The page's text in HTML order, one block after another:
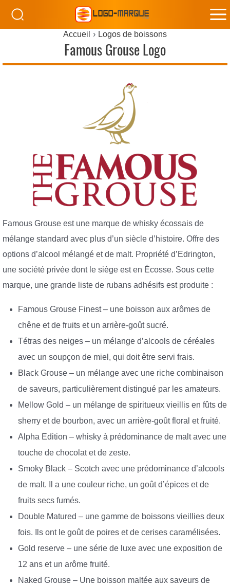
Accueil Logos de boissons
Famous Grouse Logo
Famous Grouse est une marque de whisky écossais de
mélange standard avec plus d’un siècle d’histoire. Offre des
options d’alcool mélangé et de malt. Propriété d’Edrington,
une société privée dont le siège est en Écosse. Sous cette
marque, une grande liste de rubans adhésifs est produite :
Famous Grouse Finest – une boisson aux arômes de
chêne et de fruits et un arrière-goût sucré.
Tétras des neiges – un mélange d’alcools de céréales
avec un soupçon de miel, qui doit être servi frais.
Black Grouse – un mélange avec une riche combinaison
de saveurs, particulièrement distingué par les amateurs.
Mellow Gold – un mélange de spiritueux vieillis en fûts de
sherry et de bourbon, avec un arrière-goût floral et fruité.
Alpha Edition – whisky à prédominance de malt avec une
touche de chocolat et de zeste.
Smoky Black – Scotch avec une prédominance d’alcools
de malt. Il a une couleur riche, un goût d’épices et de
fruits secs fumés.
Double Matured – une gamme de boissons vieillies deux
fois. Ils ont le goût de poires et de cerises caramélisées.
Gold reserve – une série de luxe avec une exposition de
12 ans et un arôme fruité.
Naked Grouse – Une boisson maltée aux saveurs de